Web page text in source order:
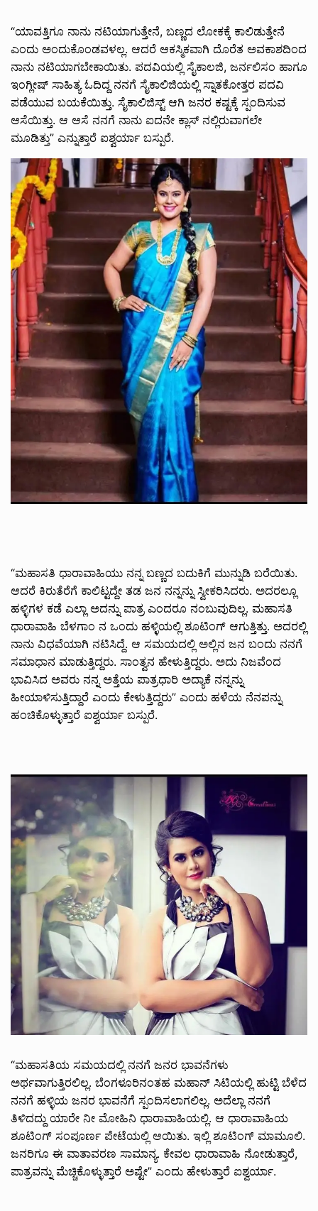
“ಯಾವತ್ತಿಗೂ ನಾನು ನಟಿಯಾಗುತ್ತೇನೆ, ಬಣ್ಣದ ಲೋಕಕ್ಕೆ ಕಾಲಿಡುತ್ತೇನೆ
ಎಂದು ಅಂದುಕೊಂಡವಳಲ್ಲ. ಆದರೆ ಆಕಸ್ಮಿಕವಾಗಿ ದೊರೆತ ಅವಕಾಶದಿಂದ
ನಾನು ನಟಿಯಾಗಬೇಕಾಯಿತು. ಪದವಿಯಲ್ಲಿ ಸೈಕಾಲಜಿ, ಜರ್ನಲಿಸಂ ಹಾಗೂ
ಇಂಗ್ಲೀಷ್ ಸಾಹಿತ್ಯ ಓದಿದ್ದ ನನಗೆ ಸೈಕಾಲಿಜಿಯಲ್ಲಿ ಸ್ನಾತಕೋತ್ತರ ಪದವಿ
ಪಡೆಯುವ ಬಯಕೆಯಿತ್ತು. ಸೈಕಾಲಿಜಿಸ್ಟ್ ಆಗಿ ಜನರ ಕಷ್ಟಕ್ಕೆ ಸ್ಪಂದಿಸುವ
ಆಸೆಯಿತ್ತು. ಆ ಆಸೆ ನನಗೆ ನಾನು ಐದನೇ ಕ್ಲಾಸ್ ನಲ್ಲಿರುವಾಗಲೇ
ಮೂಡಿತ್ತು” ಎನ್ನುತ್ತಾರೆ ಐಶ್ವರ್ಯಾ ಬಸ್ಪುರೆ.
“ಮಹಾಸತಿ ಧಾರಾವಾಹಿಯು ನನ್ನ ಬಣ್ಣದ ಬದುಕಿಗೆ ಮುನ್ನುಡಿ ಬರೆಯಿತು.
ಆದರೆ ಕಿರುತೆರೆಗೆ ಕಾಲಿಟ್ಟದ್ದೇ ತಡ ಜನ ನನ್ನನ್ನು ಸ್ವೀಕರಿಸಿದರು. ಅದರಲ್ಲೂ
ಹಳ್ಳಿಗಳ ಕಡೆ ಎಲ್ಲಾ ಅದನ್ನು ಪಾತ್ರ ಎಂದರೂ ನಂಬುವುದಿಲ್ಲ. ಮಹಾಸತಿ
ಧಾರಾವಾಹಿ ಬೆಳಗಾಂ ನ ಒಂದು ಹಳ್ಳಿಯಲ್ಲಿ ಶೂಟಿಂಗ್ ಆಗುತ್ತಿತ್ತು. ಅದರಲ್ಲಿ
ನಾನು ವಿಧವೆಯಾಗಿ ನಟಿಸಿದ್ದೆ. ಆ ಸಮಯದಲ್ಲಿ ಅಲ್ಲಿನ ಜನ ಬಂದು ನನಗೆ
ಸಮಾಧಾನ ಮಾಡುತ್ತಿದ್ದರು. ಸಾಂತ್ವನ ಹೇಳುತ್ತಿದ್ದರು. ಅದು ನಿಜವೆಂದ
ಭಾವಿಸಿದ ಅವರು ನನ್ನ ಅತ್ತೆಯ ಪಾತ್ರಧಾರಿ ಅದ್ಯಾಕೆ ನನ್ನನ್ನು
ಹೀಯಾಳಿಸುತ್ತಿದ್ದಾರೆ ಎಂದು ಕೇಳುತ್ತಿದ್ದರು” ಎಂದು ಹಳೆಯ ನೆನಪನ್ನು
ಹಂಚಿಕೊಳ್ಳುತ್ತಾರೆ ಐಶ್ವರ್ಯಾ ಬಸ್ಪುರೆ.
“ಮಹಾಸತಿಯ ಸಮಯದಲ್ಲಿ ನನಗೆ ಜನರ ಭಾವನೆಗಳು
ಅರ್ಥವಾಗುತ್ತಿರಲಿಲ್ಲ. ಬೆಂಗಳೂರಿನಂತಹ ಮಹಾನ್ ಸಿಟಿಯಲ್ಲಿ ಹುಟ್ಟಿ ಬೆಳೆದ
ನನಗೆ ಹಳ್ಳಿಯ ಜನರ ಭಾವನೆಗೆ ಸ್ಪಂದಿಸಲಾಗಲಿಲ್ಲ. ಅದೆಲ್ಲಾ ನನಗೆ
ತಿಳಿದದ್ದು ಯಾರೇ ನೀ ಮೋಹಿನಿ ಧಾರಾವಾಹಿಯಲ್ಲಿ. ಆ ಧಾರಾವಾಹಿಯ
ಶೂಟಿಂಗ್ ಸಂಪೂರ್ಣ ಪೇಟೆಯಲ್ಲಿ ಆಯಿತು. ಇಲ್ಲಿ ಶೂಟಿಂಗ್ ಮಾಮೂಲಿ.
ಜನರಿಗೂ ಈ ವಾತಾವರಣ ಸಾಮಾನ್ಯ. ಕೇವಲ ಧಾರಾವಾಹಿ ನೋಡುತ್ತಾರೆ,
ಪಾತ್ರವನ್ನು ಮೆಚ್ಚಿಕೊಳ್ಳುತ್ತಾರೆ ಅಷ್ಟೇ” ಎಂದು ಹೇಳುತ್ತಾರೆ ಐಶ್ವರ್ಯಾ.